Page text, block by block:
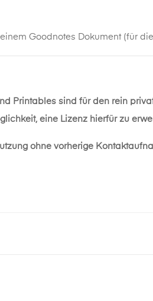
Goodnotes Dokument (für die
Printables sind für den rein
eine Lizenz hierfür zu
ohne vorherige